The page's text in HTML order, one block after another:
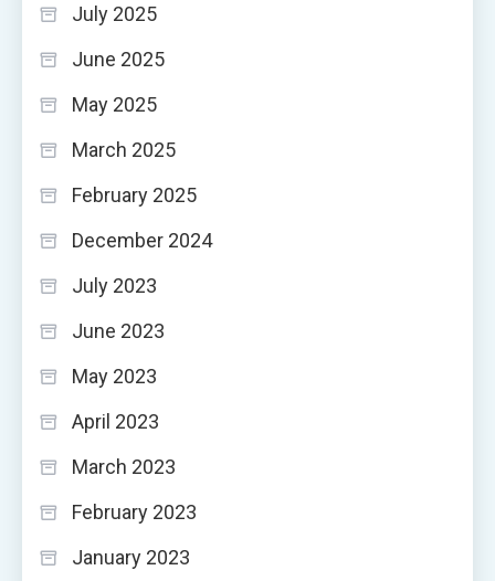
July 2025
June 2025
May 2025
March 2025
February 2025
December 2024
July 2023
June 2023
May 2023
April 2023
March 2023
February 2023
January 2023